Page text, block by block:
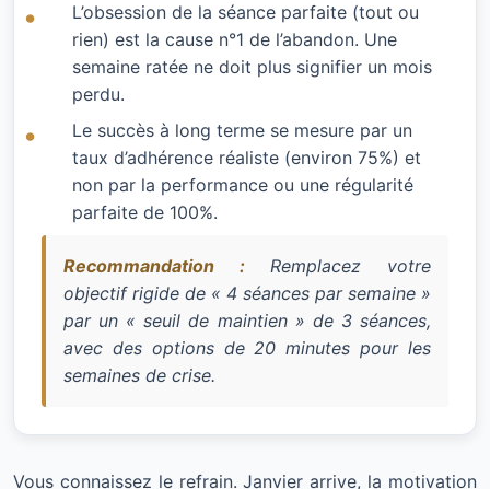
L’obsession de la séance parfaite (tout ou
rien) est la cause n°1 de l’abandon. Une
semaine ratée ne doit plus signifier un mois
perdu.
Le succès à long terme se mesure par un
taux d’adhérence réaliste (environ 75%) et
non par la performance ou une régularité
parfaite de 100%.
Recommandation :Remplacez votre
objectif rigide de « 4 séances par semaine »
par un « seuil de maintien » de 3 séances,
avec des options de 20 minutes pour les
semaines de crise.
Vous connaissez le refrain. Janvier arrive, la motivation